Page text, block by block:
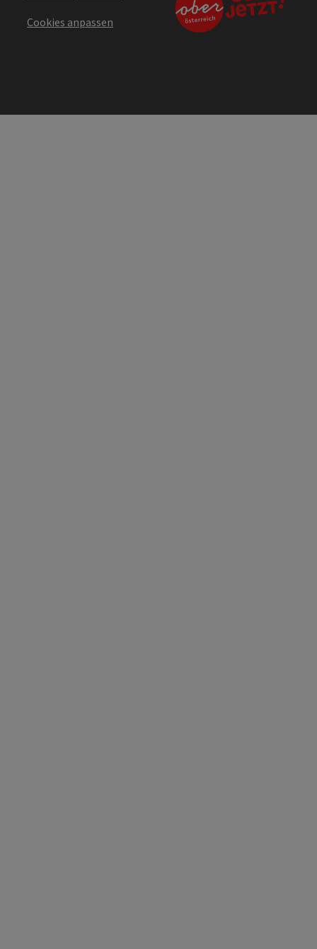
Cookies anpassen